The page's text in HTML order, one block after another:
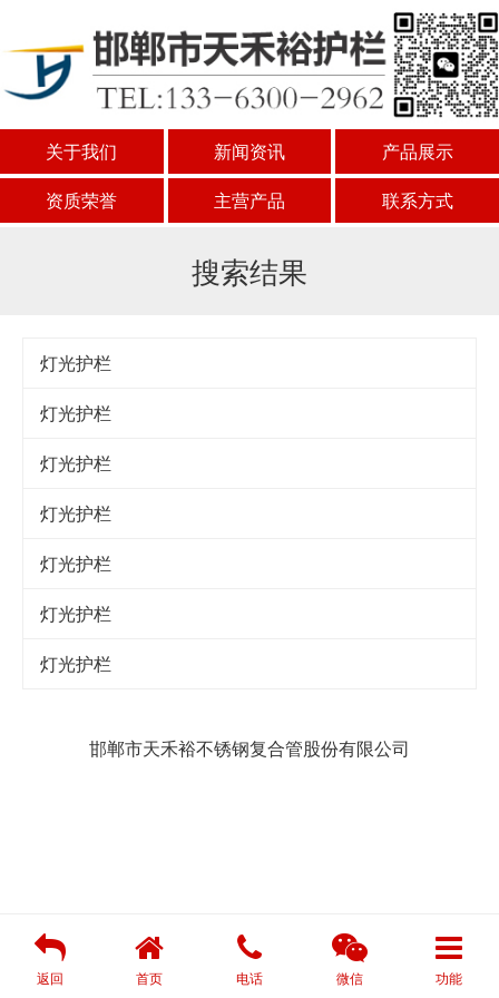
关于我们 新闻资讯
产品展示
资质荣誉
主营产品 联系方式
搜索结果
灯光护栏
灯光护栏
灯光护栏
灯光护栏
灯光护栏
灯光护栏
灯光护栏
邯郸市天禾裕不锈钢复合管股份有限公司
返回 首页 电话 微信 功能